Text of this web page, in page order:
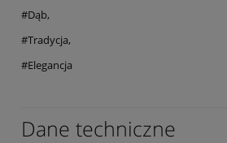
#Dąb,
#Tradycja,
#Elegancja
Dane techniczne